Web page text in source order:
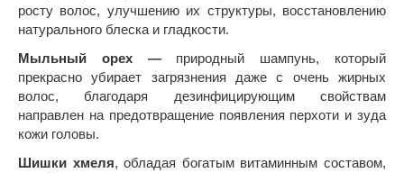
росту волос, улучшению их структуры, восстановлению
натурального блеска и гладкости.
Мыльный орех —природный шампунь, который
прекрасно убирает загрязнения даже с очень жирных
волос, благодаря дезинфицирующим свойствам
направлен на предотвращение появления перхоти и зуда
кожи головы.
Шишки хмеля, обладая богатым витаминным составом,